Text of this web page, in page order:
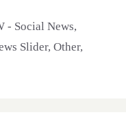
- Social News,
Slider, Other,